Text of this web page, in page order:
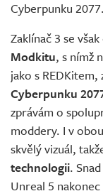
Cyberpunku 2077.
Zaklínač 3 se
Modkitu, s nímž
jako s REDKitem,
Cyberpunku
zprávám o
moddery. I v
skvělý vizuál,
technologii.
Unreal 5